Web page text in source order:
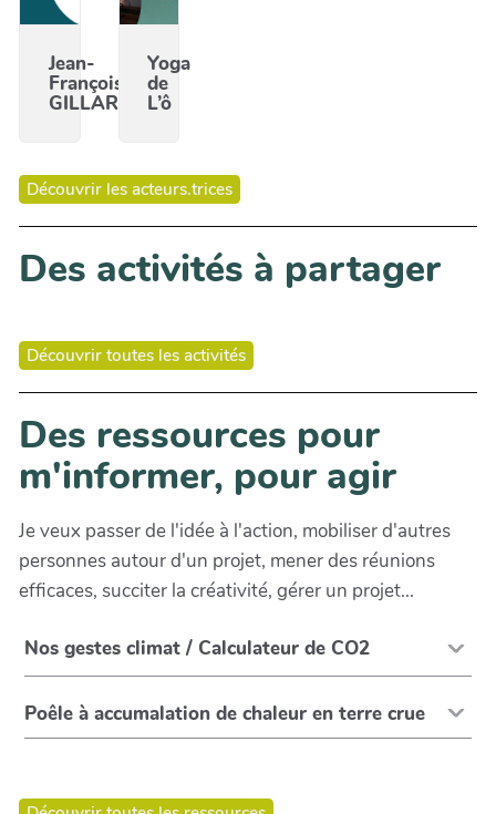
Jean-
François
GILLARD
Yoga
de
L’ô
Découvrir les acteurs.trices
Des activités à partager
Découvrir toutes les activités
Des ressources pour
m'informer, pour agir
Je veux passer de l'idée à l'action, mobiliser d'autres
personnes autour d'un projet, mener des réunions
efficaces, succiter la créativité, gérer un projet...
Nos gestes climat / Calculateur de CO2
Poêle à accumalation de chaleur en terre crue